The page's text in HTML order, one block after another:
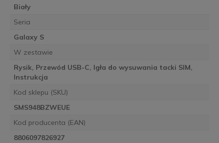
Biały
Seria
Galaxy S
W zestawie
Rysik, Przewód USB-C, Igła do wysuwania tacki SIM,
Instrukcja
Kod sklepu (SKU)
SMS948BZWEUE
Kod producenta (EAN)
8806097826927